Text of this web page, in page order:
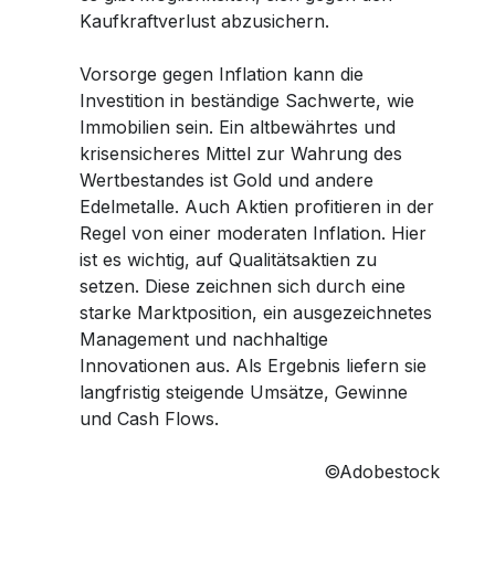
Kaufkraftverlust abzusichern.
Vorsorge gegen Inflation kann die
Investition in beständige Sachwerte, wie
Immobilien sein. Ein altbewährtes und
krisensicheres Mittel zur Wahrung des
Wertbestandes ist Gold und andere
Edelmetalle. Auch Aktien profitieren in der
Regel von einer moderaten Inflation. Hier
ist es wichtig, auf Qualitätsaktien zu
setzen. Diese zeichnen sich durch eine
starke Marktposition, ein ausgezeichnetes
Management und nachhaltige
Innovationen aus. Als Ergebnis liefern sie
langfristig steigende Umsätze, Gewinne
und Cash Flows.
©Adobestock